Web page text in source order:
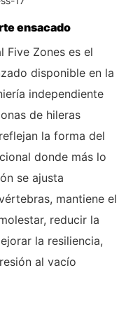
ensacado
Five Zones es el
disponible en la
independiente
de hileras
la forma del
donde más lo
se ajusta
mantiene el
reducir la
la resiliencia,
al vacío